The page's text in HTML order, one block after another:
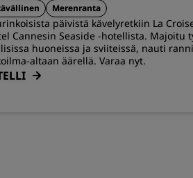
Merenranta
päivistä kävelyretkiin La
Cannesin Seaside -hotellista. Majoitu
huoneissa ja sviiteissä, nauti
altaan äärellä. Varaa nyt.